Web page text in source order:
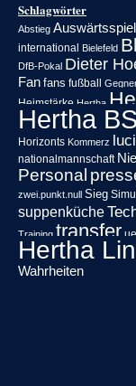
Schlagwörter
Abstieg Auswärtsspiel
international Bielefeld
DfB-Pokal Dieter
Fan fans fußball
Heimstärke Hertha
Hertha
Horizonts Kommerz
nationalmannschaft
Personal
zwei.punkt.null Sieg
suppenküche
Training transfer
Hertha
Wahrheiten